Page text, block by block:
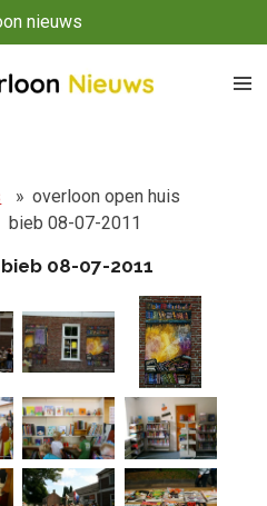
nieuws
» overloon open huis
bieb 08-07-2011
08-07-2011